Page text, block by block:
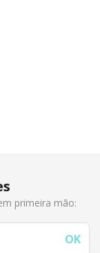
primeira mão: